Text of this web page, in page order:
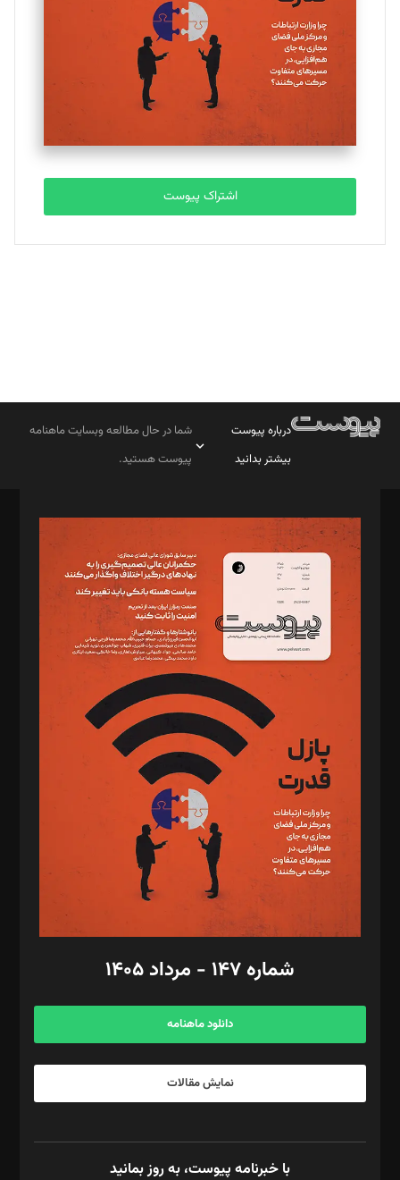
ملینا جعفری
تحریریه
مصطفی مسجدی آرانی
تحریریه
بابک نقاش
تحریریه
اشتراک پیوست
درباره پیوست
بیشتر بدانید
شما در حال مطالعه وبسایت ماهنامه
پیوست هستید.
مدیر مسئول: محمدباقر اثنی‌عشری
سردبیر: مهرک محمودی
دبیر تحریریه: میثم قاسمی
د‌بیر ناداستان: سمانه سمیع
د‌بیر خدمت و تجارت: ابوالفضل رجبی
د‌بیر حقوق فناوری: حسام‌الدین ایپکچی
د‌بیر پیوست جهان: مینا پاکدل
د‌بیر تحریریه آنلاین: بابک نقاش
تحریریه‌: مجتبی محمود‌ی، آرش برهمند، یسنا امان‌پور، سروش کرمیان،
مصطفی مسجدی آرانی، ابوالفضل رجبی، زهرا فکرانه، فائزه فتحی
رستمی،مصطفی باستان
ویرایش: نگار استاد‌‌آقا
طراح یونیفرم: مجید توکلی
فیلمبرداری و عکاسی: امیر شفیعی، مانی لطفی زاده
گرافیک و صفحه‌آرایی: سید‌سبحان‌علی ثابت
مد‌یر توسعه تجاری: کامبیز برید‌
امور مالی: شاپور رهبری، محمد‌ کاظمی‌نیا
آگهی و مشترکین: ۰۹۱۹۹۹۹۰۴۵۴
شماره ۱۴۷ - مرداد ۱۴۰۵
دانلود ماهنامه
نمایش مقالات
با خبرنامه پیوست، به روز بمانید